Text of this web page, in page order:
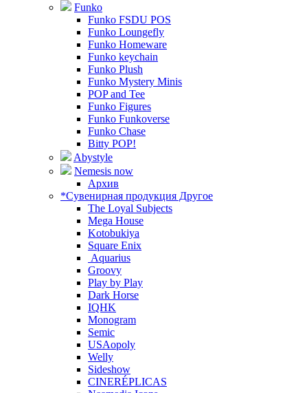
Funko
Funko FSDU POS
Funko Loungefly
Funko Homeware
Funko keychain
Funko Plush
Funko Mystery Minis
POP and Tee
Funko Figures
Funko Funkoverse
Funko Chase
Bitty POP!
Abystyle
Nemesis now
Архив
*Сувенирная продукция Другое
The Loyal Subjects
Mega House
Kotobukiya
Square Enix
Aquarius
Groovy
Play by Play
Dark Horse
IQHK
Monogram
Semic
USAopoly
Welly
Sideshow
CINERÉPLICAS